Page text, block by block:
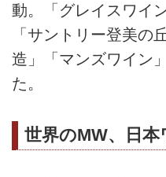
動。「グレイスワイ
「サントリー登美の
造」「マンズワイン
た。
世界のMW、日